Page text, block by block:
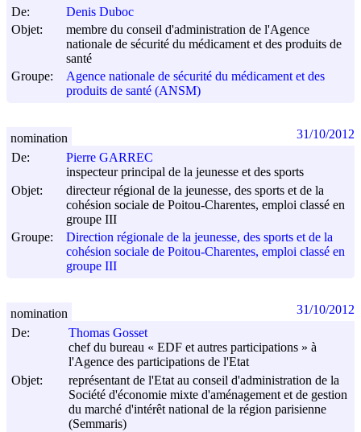
De:
Denis Duboc
Objet:
membre du conseil d'administration de l'Agence
nationale de sécurité du médicament et des produits de
santé
Groupe:
Agence nationale de sécurité du médicament et des
produits de santé (ANSM)
De:
Pierre GARREC
inspecteur principal de la jeunesse et des sports
Objet:
directeur régional de la jeunesse, des sports et de la
cohésion sociale de Poitou-Charentes, emploi classé en
groupe III
Groupe:
Direction régionale de la jeunesse, des sports et de la
cohésion sociale de Poitou-Charentes, emploi classé en
groupe III
nomination 31/10/2012
De:
Thomas Gosset
chef du bureau « EDF et autres participations » à
l'Agence des participations de l'Etat
Objet:
représentant de l'Etat au conseil d'administration de la
Société d'économie mixte d'aménagement et de gestion
du marché d'intérêt national de la région parisienne
(Semmaris)
nomination 31/10/2012